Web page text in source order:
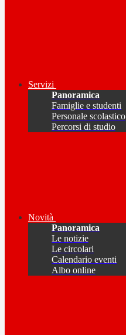
Servizi
Panoramica
Famiglie e studenti
Personale scolastico
Percorsi di studio
Novità
Panoramica
Le notizie
Le circolari
Calendario eventi
Albo online